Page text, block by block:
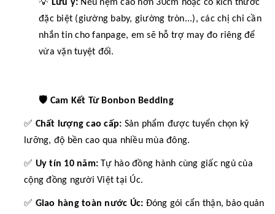
Lưu ý: Nếu nệm cao hơn 30cm hoặc có kích thước
đặc biệt (giường baby, giường tròn...), các chị chỉ cần
nhắn tin cho fanpage, em sẽ hỗ trợ may đo riêng để
vừa vặn tuyệt đối.
🛡️ Cam Kết Từ Bonbon Bedding
✅ Chất lượng cao cấp: Sản phẩm được tuyển chọn kỹ
lưỡng, độ bền cao qua nhiều mùa đông.
✅ Uy tín 10 năm: Tự hào đồng hành cùng giấc ngủ của
cộng đồng người Việt tại Úc.
✅ Giao hàng toàn nước Úc: Đóng gói cẩn thận, bảo quản